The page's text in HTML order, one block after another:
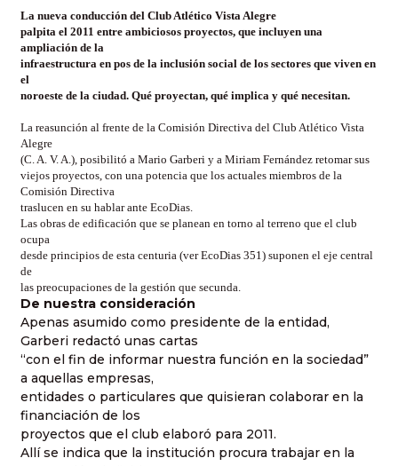
La nueva conducción del Club Atlético Vista Alegre
palpita el 2011 entre ambiciosos proyectos, que incluyen una
ampliación de la
infraestructura en pos de la inclusión social de los sectores que viven en
el
noroeste de la ciudad. Qué proyectan, qué implica y qué necesitan.
La reasunción al frente de la Comisión Directiva del Club Atlético Vista
Alegre
(C. A. V. A.), posibilitó a Mario Garberi y a Miriam Fernández retomar sus
viejos proyectos, con una potencia que los actuales miembros de la
Comisión Directiva
traslucen en su hablar ante EcoDias.
Las obras de edificación que se planean en torno al terreno que el club
ocupa
desde principios de esta centuria (ver EcoDias 351) suponen el eje central
de
las preocupaciones de la gestión que secunda.
De nuestra consideración
Apenas asumido como presidente de la entidad,
Garberi redactó unas cartas
“con el fin de informar nuestra función en la sociedad”
a aquellas empresas,
entidades o particulares que quisieran colaborar en la
financiación de los
proyectos que el club elaboró para 2011.
Allí se indica que la institución procura trabajar en la